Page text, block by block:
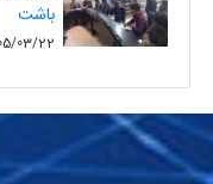
باشت
03/22